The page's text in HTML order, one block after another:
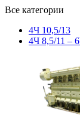
Все категории
4Ч 10,5/13
4Ч 8,5/11 –